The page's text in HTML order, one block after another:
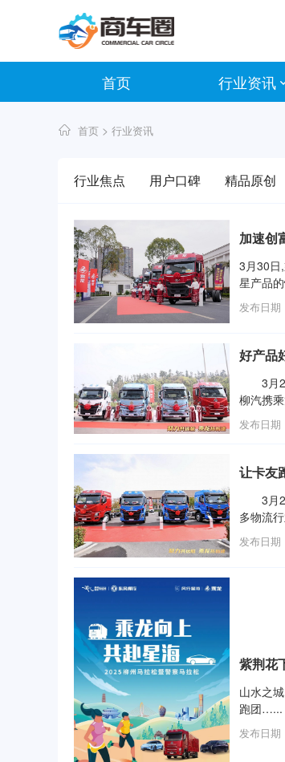
首页 行业资讯
首页 > 行业资讯
行业焦点 用户口碑 精品原创
加速创
3月30日
星产品
发布日期
好产品
3月29
柳汽携
发布日期
让卡友
3月28
多物流
发布日期
紫荆花
山水之
跑团…...
发布日期